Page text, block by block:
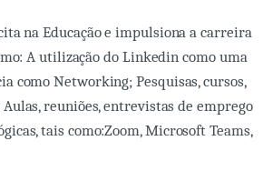
na Educação e impulsiona a carreira
A utilização do Linkedin como uma
como Networking; Pesquisas, cursos,
reuniões, entrevistas de emprego
tais como:Zoom, Microsoft Teams,